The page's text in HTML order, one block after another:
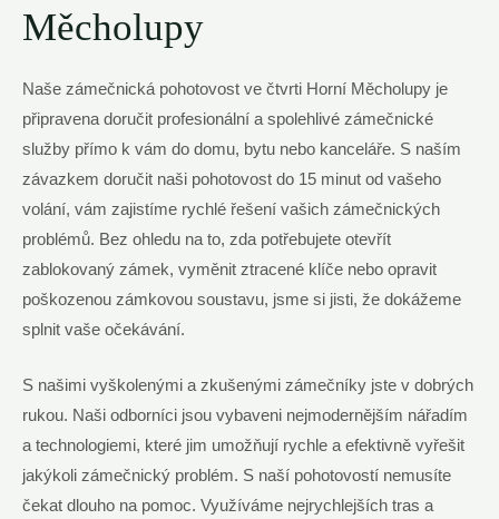
Měcholupy
Naše zámečnická pohotovost ve čtvrti Horní Měcholupy je
připravena doručit profesionální a spolehlivé zámečnické
služby přímo k‍ vám do ​domu, bytu nebo kanceláře.‍ S ⁣naším
závazkem doručit naši pohotovost do 15 minut od vašeho
volání, vám zajistíme rychlé řešení vašich zámečnických
problémů. Bez ohledu na to, zda potřebujete otevřít
zablokovaný zámek, vyměnit ‍ztracené ⁤klíče nebo opravit
poškozenou zámkovou soustavu, jsme si jisti, že ‍dokážeme
splnit vaše očekávání.
S našimi ⁢vyškolenými a zkušenými zámečníky jste v dobrých
rukou. Naši odborníci jsou vybaveni nejmodernějším nářadím
a technologiemi, které jim umožňují rychle a efektivně vyřešit
jakýkoli zámečnický problém. S naší pohotovostí nemusíte
čekat dlouho na pomoc. Využíváme ⁢nejrychlejších tras a